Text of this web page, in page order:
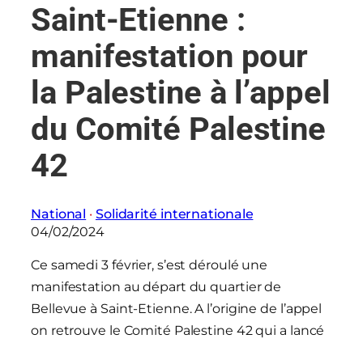
c
e
r
Saint-Etienne :
manifestation pour
la Palestine à l’appel
du Comité Palestine
42
National · Solidarité internationale
04/02/2024
Ce samedi 3 février, s’est déroulé une
manifestation au départ du quartier de
Bellevue à Saint-Etienne. A l’origine de l’appel
on retrouve le Comité Palestine 42 qui a lancé